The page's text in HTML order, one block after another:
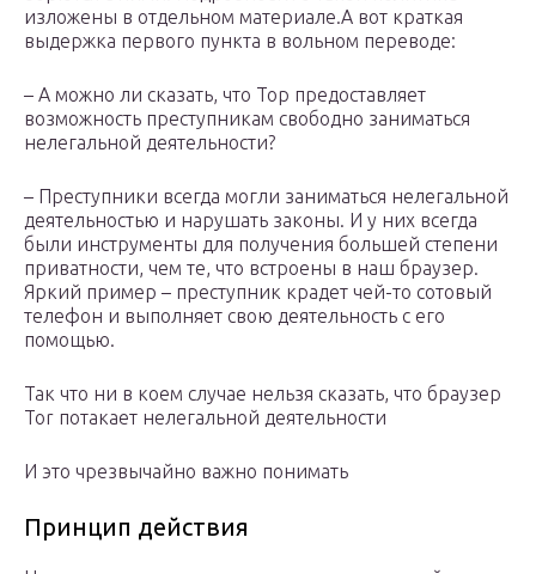
изложены в отдельном материале.А вот краткая
выдержка первого пункта в вольном переводе:
– А можно ли сказать, что Тор предоставляет
возможность преступникам свободно заниматься
нелегальной деятельности?
– Преступники всегда могли заниматься нелегальной
деятельностью и нарушать законы. И у них всегда
были инструменты для получения большей степени
приватности, чем те, что встроены в наш браузер.
Яркий пример – преступник крадет чей-то сотовый
телефон и выполняет свою деятельность с его
помощью.
Так что ни в коем случае нельзя сказать, что браузер
Tor потакает нелегальной деятельности
И это чрезвычайно важно понимать
Принцип действия